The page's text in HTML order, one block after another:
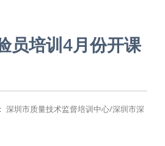
员培训4月份开课
深圳市质量技术监督培训中心/深圳市深